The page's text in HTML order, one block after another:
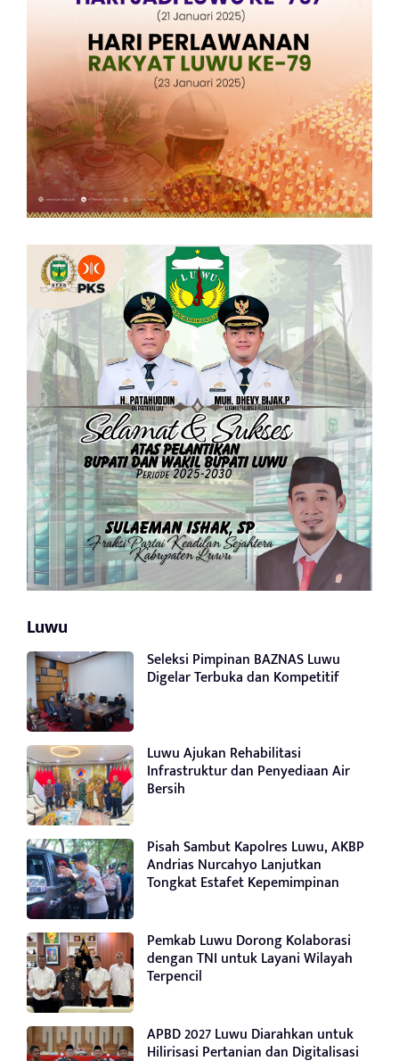
Luwu
Seleksi Pimpinan BAZNAS Luwu
Digelar Terbuka dan Kompetitif
Luwu Ajukan Rehabilitasi
Infrastruktur dan Penyediaan Air
Bersih
Pisah Sambut Kapolres Luwu, AKBP
Andrias Nurcahyo Lanjutkan
Tongkat Estafet Kepemimpinan
Pemkab Luwu Dorong Kolaborasi
dengan TNI untuk Layani Wilayah
Terpencil
APBD 2027 Luwu Diarahkan untuk
Hilirisasi Pertanian dan Digitalisasi